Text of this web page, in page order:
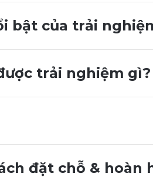
bật của trải
trải nghiệm gì?
đặt chỗ & hoàn